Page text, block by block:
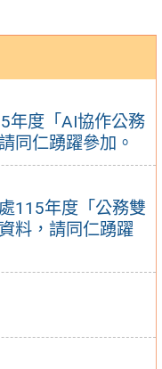
年度「AI協作公務
同仁踴躍參加。
115年度「公務雙
料，請同仁踴躍